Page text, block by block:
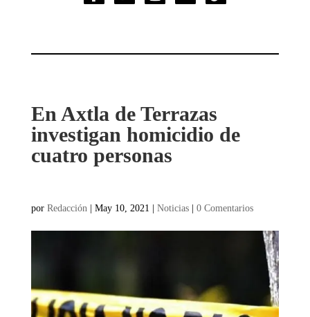
En Axtla de Terrazas
investigan homicidio de
cuatro personas
por Redacción | May 10, 2021 | Noticias| 0 Comentarios